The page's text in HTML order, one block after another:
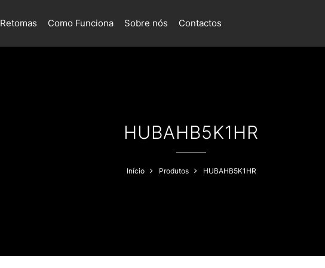
Retomas Como Funciona Sobre nós Contactos
HUBAHB5K1HR
Início Produtos HUBAHB5K1HR